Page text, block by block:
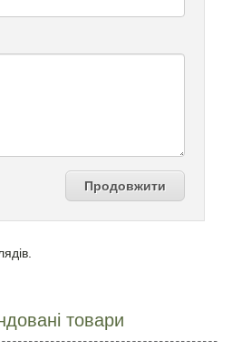
Продовжити
товари